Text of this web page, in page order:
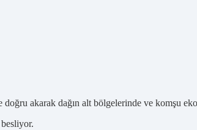
akarak dağın alt bölgelerinde ve komşu